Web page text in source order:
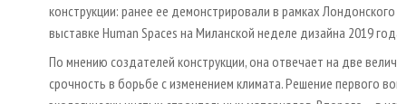
конструкции: ранее ее демонстрировали в рамках
выставке Human Spaces на Миланской неделе дизайна 2019
По мнению создателей конструкции, она отвечает на две
срочность в борьбе с изменением климата. Решение первого